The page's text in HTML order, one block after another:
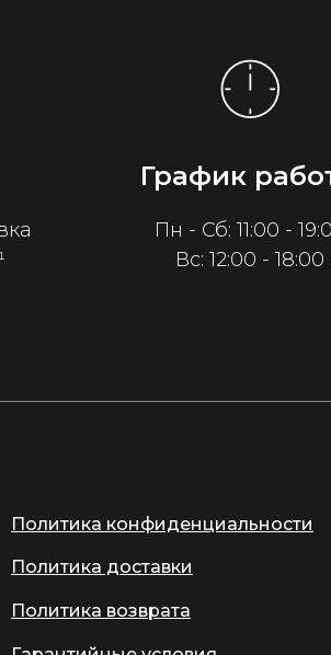
График
Пн - Сб: 11:00 -
Вс: 12:00 - 18:00
Политика конфиденциальности
Политика доставки
Политика возврата